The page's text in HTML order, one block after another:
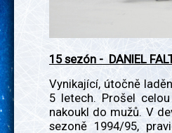
15 sezón - DANIEL
Vynikající, útočně
5 letech. Prošel
nakoukl do mužů. V
sezoně 1994/95,